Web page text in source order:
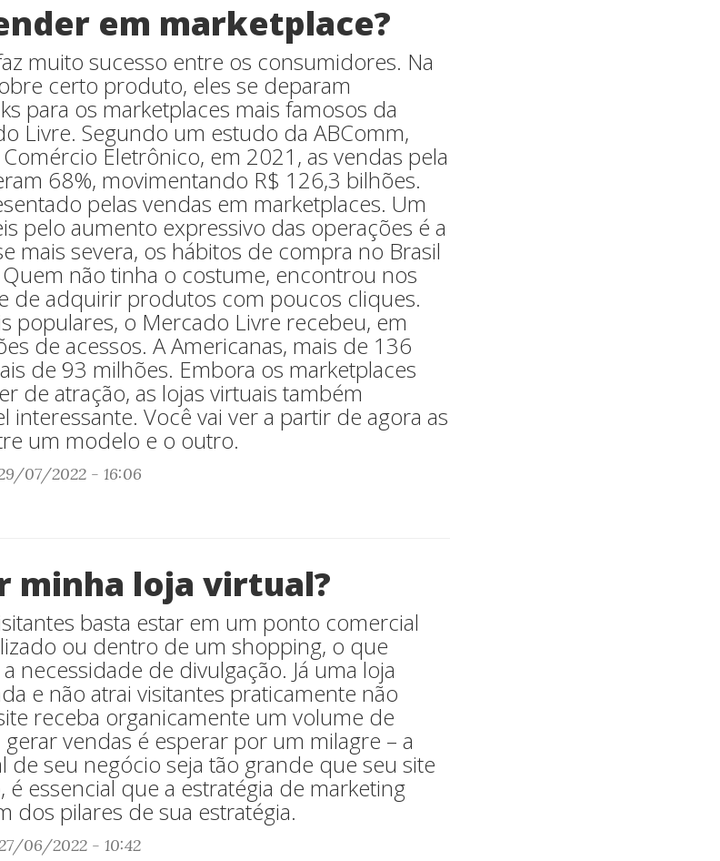
em marketplace?
muito sucesso entre os consumidores. Na
certo produto, eles se deparam
para os marketplaces mais famosos da
Livre. Segundo um estudo da ABComm,
Eletrônico, em 2021, as vendas pela
68%, movimentando R$ 126,3 bilhões.
pelas vendas em marketplaces. Um
pelo aumento expressivo das operações é a
mais severa, os hábitos de compra no Brasil
não tinha o costume, encontrou nos
de adquirir produtos com poucos cliques.
populares, o Mercado Livre recebeu, em
de acessos. A Americanas, mais de 136
de 93 milhões. Embora os marketplaces
de atração, as lojas virtuais também
Você vai ver a partir de agora as
um modelo e o outro.
07/2022 - 16:06
minha loja virtual?
basta estar em um ponto comercial
ou dentro de um shopping, o que
necessidade de divulgação. Já uma loja
e não atrai visitantes praticamente não
receba organicamente um volume de
vendas é esperar por um milagre – a
de seu negócio seja tão grande que seu site
é essencial que a estratégia de marketing
dos pilares de sua estratégia.
06/2022 - 10:42